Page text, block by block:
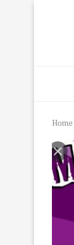
Home